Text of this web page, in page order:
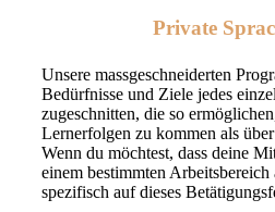
Private
Unsere massgeschneiderten
Bedürfnisse und Ziele jedes
zugeschnitten, die so
Lernerfolgen zu kommen als
Wenn du möchtest, dass deine
einem bestimmten
spezifisch auf dieses